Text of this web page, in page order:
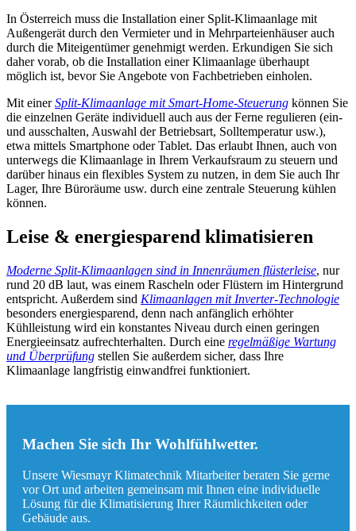
In Österreich muss die Installation einer Split-Klimaanlage mit
Außengerät durch den Vermieter und in Mehrparteienhäuser auch
durch die Miteigentümer genehmigt werden. Erkundigen Sie sich
daher vorab, ob die Installation einer Klimaanlage überhaupt
möglich ist, bevor Sie Angebote von Fachbetrieben einholen.
Mit einerSplit-Klimaanlage mit Smart-Home-Steuerung können Sie
die einzelnen Geräte individuell auch aus der Ferne regulieren (ein-
und ausschalten, Auswahl der Betriebsart, Solltemperatur usw.),
etwa mittels Smartphone oder Tablet. Das erlaubt Ihnen, auch von
unterwegs die Klimaanlage in Ihrem Verkaufsraum zu steuern und
darüber hinaus ein flexibles System zu nutzen, in dem Sie auch Ihr
Lager, Ihre Büroräume usw. durch eine zentrale Steuerung kühlen
können.
Leise & energiesparend klimatisieren
Moderne Split-Klimaanlagen sind in Innenräumen flüsterleise, nur
rund 20 dB laut, was einem Rascheln oder Flüstern im Hintergrund
entspricht. Außerdem sind Klimaanlagen mit Inverter-Technologie
besonders energiesparend, denn nach anfänglich erhöhter
Kühlleistung wird ein konstantes Niveau durch einen geringen
Energieeinsatz aufrechterhalten. Durch eine regelmäßige Wartung
und Überprüfung stellen Sie außerdem sicher, dass Ihre
Klimaanlage langfristig einwandfrei funktioniert.
Machen Sie sich Ihr Wohlfühlwetter.
Unsere Wiesmayr Klimatechnik Mitarbeiter beraten Sie gerne
vor Ort und arbeiten gemeinsam mit Ihnen eine individuelle
Lösung für die Klimatisierung Ihrer Räumlichkeiten oder
Gebäude aus.